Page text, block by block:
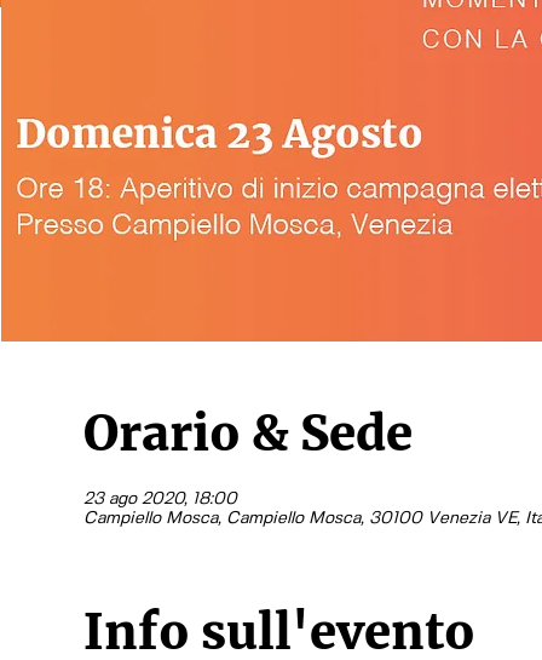
Orario & Sede
23 ago 2020, 18:00
Campiello Mosca, Campiello Mosca, 30100 Venezia VE,
Info sull'evento